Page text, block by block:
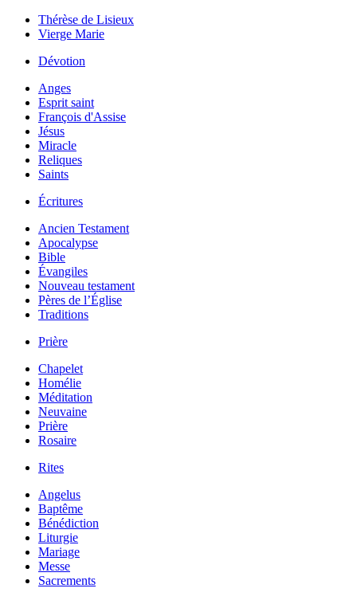
Thérèse de Lisieux
Vierge Marie
Dévotion
Anges
Esprit saint
François d'Assise
Jésus
Miracle
Reliques
Saints
Écritures
Ancien Testament
Apocalypse
Bible
Évangiles
Nouveau testament
Pères de l’Église
Traditions
Prière
Chapelet
Homélie
Méditation
Neuvaine
Prière
Rosaire
Rites
Angelus
Baptême
Bénédiction
Liturgie
Mariage
Messe
Sacrements